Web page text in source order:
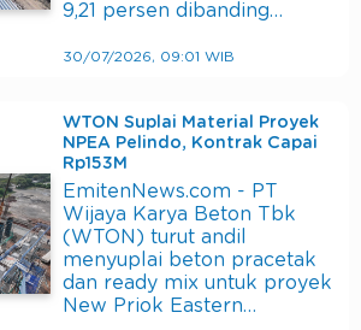
9,21 persen dibanding…
30/07/2026, 09:01 WIB
WTON Suplai Material Proyek
NPEA Pelindo, Kontrak Capai
Rp153M
EmitenNews.com - PT
Wijaya Karya Beton Tbk
(WTON) turut andil
menyuplai beton pracetak
dan ready mix untuk proyek
New Priok Eastern…